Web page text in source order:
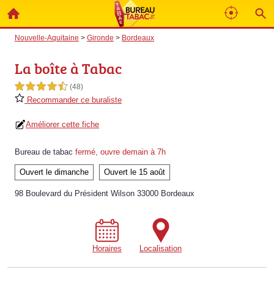
Nouvelle-Aquitaine > Gironde > Bordeaux
La boîte à Tabac
4,5 étoiles sur 5 (48)
Recommander ce buraliste
Améliorer cette fiche
Bureau de tabac fermé, ouvre demain à 7h
Ouvert le dimanche Ouvert le 15 août
98 Boulevard du Président Wilson 33000 Bordeaux
Horaires Localisation